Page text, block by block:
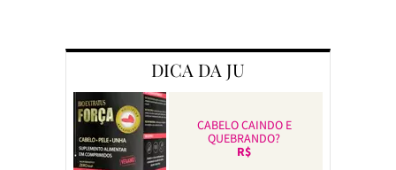
DICA DA JU
CABELO CAINDO E
QUEBRANDO?
R$